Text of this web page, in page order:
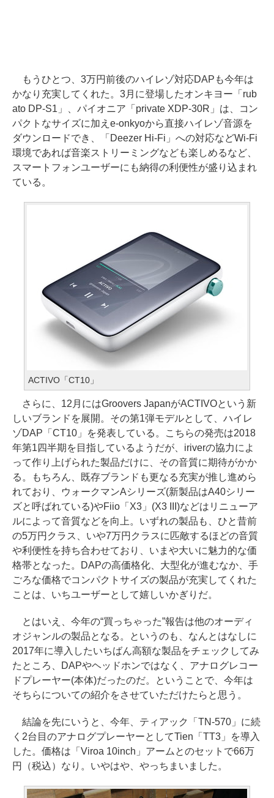
もうひとつ、3万円前後のハイレゾ対応DAPも今年は
かなり充実してくれた。3月に登場したオンキヨー「rub
ato DP-S1」、パイオニア「private XDP-30R」は、コン
パクトなサイズに加えe-onkyoから直接ハイレゾ音源を
ダウンロードでき、「Deezer Hi-Fi」への対応などWi-Fi
環境であれば音楽ストリーミングなども楽しめるなど、
スマートフォンユーザーにも納得の利便性が盛り込まれ
ている。
ACTIVO「CT10」
さらに、12月にはGroovers JapanがACTIVOという新
しいブランドを展開。その第1弾モデルとして、ハイレ
ゾDAP「CT10」を発表している。こちらの発売は2018
年第1四半期を目指しているようだが、iriverの協力によ
って作り上げられた製品だけに、その音質に期待がかか
る。もちろん、既存ブランドも更なる充実が推し進めら
れており、ウォークマンAシリーズ(新製品はA40シリー
ズと呼ばれている)やFiio「X3」(X3 III)などはリニューア
ルによって音質などを向上。いずれの製品も、ひと昔前
の5万円クラス、いや7万円クラスに匹敵するほどの音質
や利便性を持ち合わせており、いまや大いに魅力的な価
格帯となった。DAPの高価格化、大型化が進むなか、手
ごろな価格でコンパクトサイズの製品が充実してくれた
ことは、いちユーザーとして嬉しいかぎりだ。
とはいえ、今年の“買っちゃった”報告は他のオーディ
オジャンルの製品となる。というのも、なんとはなしに
2017年に導入したいちばん高額な製品をチェックしてみ
たところ、DAPやヘッドホンではなく、アナログレコー
ドプレーヤー(本体)だったのだ。ということで、今年は
そちらについての紹介をさせていただけたらと思う。
結論を先にいうと、今年、ティアック「TN-570」に続
く2台目のアナログプレーヤーとしてTien「TT3」を導入
した。価格は「Viroa 10inch」アームとのセットで66万
円（税込）なり。いやはや、やっちまいました。